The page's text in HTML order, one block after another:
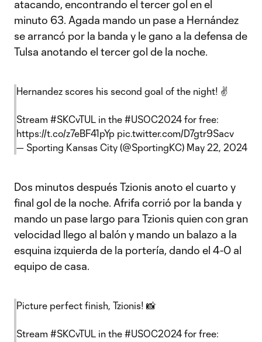
atacando, encontrando el tercer gol en el
minuto 63. Agada mando un pase a Hernández
se arrancó por la banda y le gano a la defensa de
Tulsa anotando el tercer gol de la noche.
Hernandez scores his second goal of the night! ✌️
Stream #SKCvTUL in the #USOC2024 for free:
https://t.co/z7eBF41pYp pic.twitter.com/D7gtr9Sacv
— Sporting Kansas City (@SportingKC) May 22, 2024
Dos minutos después Tzionis anoto el cuarto y
final gol de la noche. Afrifa corrió por la banda y
mando un pase largo para Tzionis quien con gran
velocidad llego al balón y mando un balazo a la
esquina izquierda de la portería, dando el 4-0 al
equipo de casa.
Picture perfect finish, Tzionis! 📸
Stream #SKCvTUL in the #USOC2024 for free: